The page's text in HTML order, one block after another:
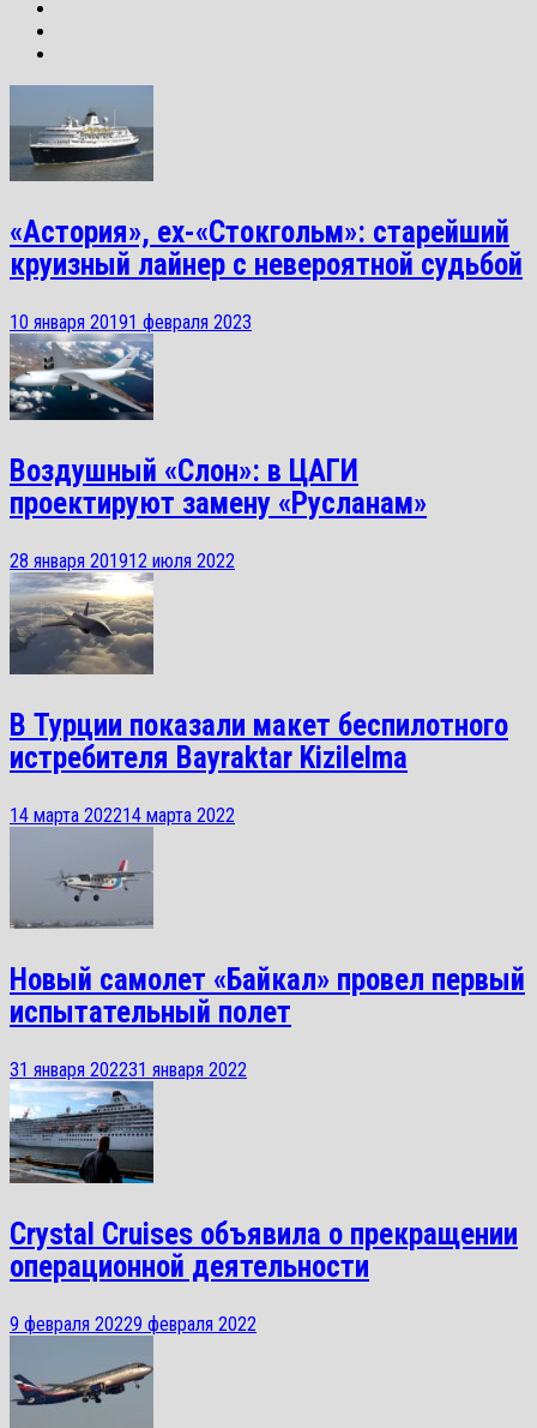
«Астория», ex-«Стокгольм»: старейший
круизный лайнер с невероятной судьбой
10 января 20191 февраля 2023
Воздушный «Слон»: в ЦАГИ
проектируют замену «Русланам»
28 января 201912 июля 2022
В Турции показали макет беспилотного
истребителя Bayraktar Kizilelma
14 марта 202214 марта 2022
Новый самолет «Байкал» провел первый
испытательный полет
31 января 202231 января 2022
Crystal Cruises объявила о прекращении
операционной деятельности
9 февраля 20229 февраля 2022